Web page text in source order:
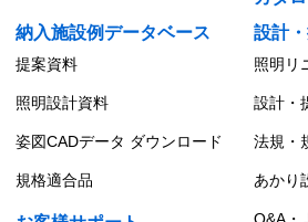
納入施設例データベース
設計
提案資料 照明リ
照明設計資料 設計・
姿図CADデータ ダウンロード 法規・
規格適合品 あかり
Q&A・